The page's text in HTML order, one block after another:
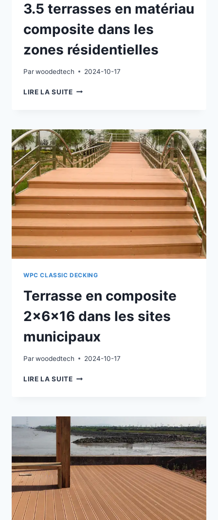
3.5 terrasses en matériau
composite dans les
zones résidentielles
Parwoodedtech 2024-10-17
LIRE LA SUITE3.5
COMPOSITE
DANS
LES
ZONES
WPC CLASSIC DECKING
Terrasse en composite
2x6x16 dans les sites
municipaux
Parwoodedtech 2024-10-17
LIRE LA SUITETERRASSE
DANS
LES
SITES
MUNICIPAUX